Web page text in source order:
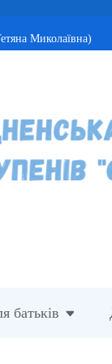
Миколаївна)
батьків